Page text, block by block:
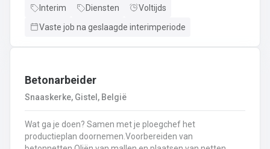
gemakBepaalt en past de juiste lastechniek toe
kwaliteitsgericht volgens veiligheidsvoorschriftenDraagt
Interim Diensten
Voltijds
Vaste job na geslaagde interimperiode
Betonarbeider
Snaaskerke, Gistel, België
Wat ga je doen? Samen met je ploegchef het
productieplan doornemen.Voorbereiden van